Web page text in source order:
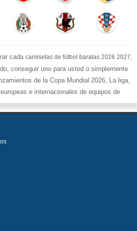
cada camisetas de fútbol baratas 2026 2027,
conseguir uno para usted o simplemente
de la Copa Mundial 2026, La liga,
e internacionales de equipos de
baratas replicasen la tienda deportiva
ofertas en todas las camisetas del club
todo a los precios más bajos!
de